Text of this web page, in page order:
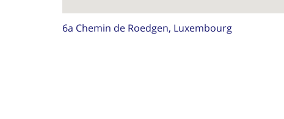
6a Chemin de Roedgen, Luxembourg